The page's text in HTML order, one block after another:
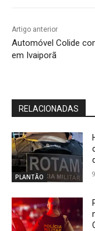
Artigo anterior
Automóvel Colide
em Ivaiporã
RELACIONADAS
PLANTÃO